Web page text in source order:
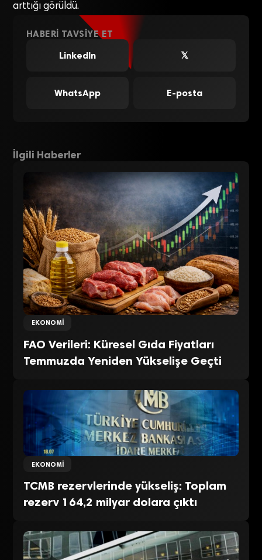
arttığı görüldü.
HABERI TAVSIYE ET
LinkedIn
𝕏
WhatsApp E-posta
İlgili Haberler
EKONOMI
FAO Verileri: Küresel Gıda Fiyatları
Temmuzda Yeniden Yükselişe Geçti
EKONOMI
TCMB rezervlerinde yükseliş: Toplam
rezerv 164,2 milyar dolara çıktı